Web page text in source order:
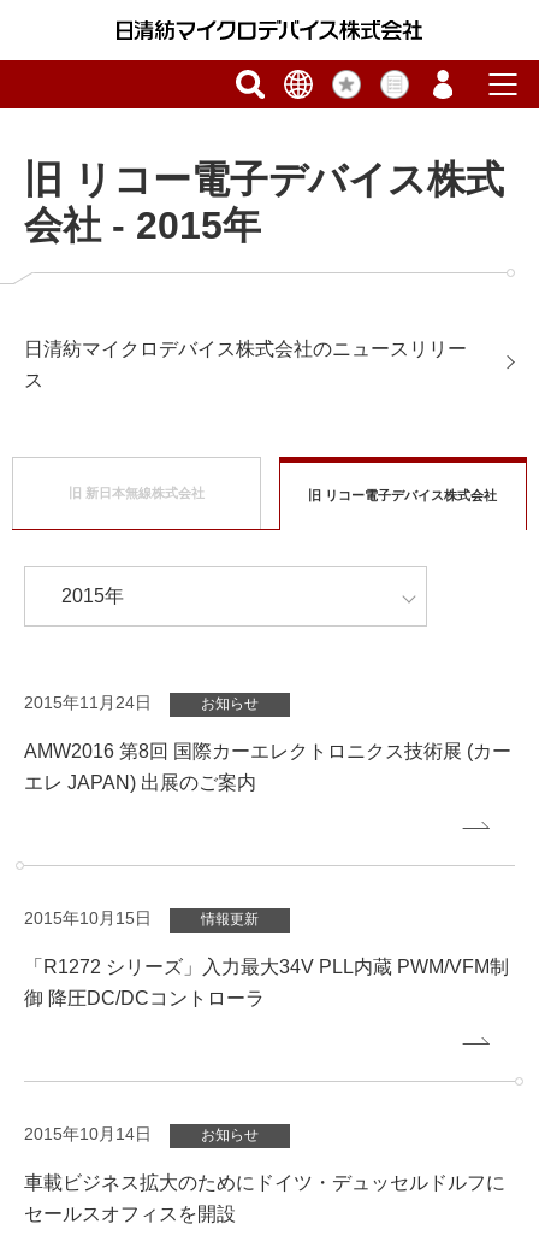
旧 リコー電子デバイス株式
会社 - 2015年
日清紡マイクロデバイス株式会社のニュースリリー
ス
旧 新日本無線株式会社 旧 リコー電子デバイス株式会社
2015年11月24日 お知らせ
AMW2016 第8回 国際カーエレクトロニクス技術展 (カー
エレ JAPAN) 出展のご案内
2015年10月15日 情報更新
「R1272 シリーズ」入力最大34V PLL内蔵 PWM/VFM制
御 降圧DC/DCコントローラ
2015年10月14日 お知らせ
車載ビジネス拡大のためにドイツ・デュッセルドルフに
セールスオフィスを開設